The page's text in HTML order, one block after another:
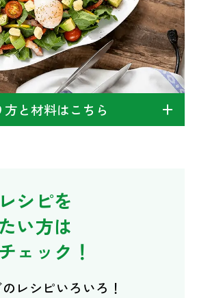
方と材料はこちら
シピを
い方は
ェック！
レシピいろいろ！